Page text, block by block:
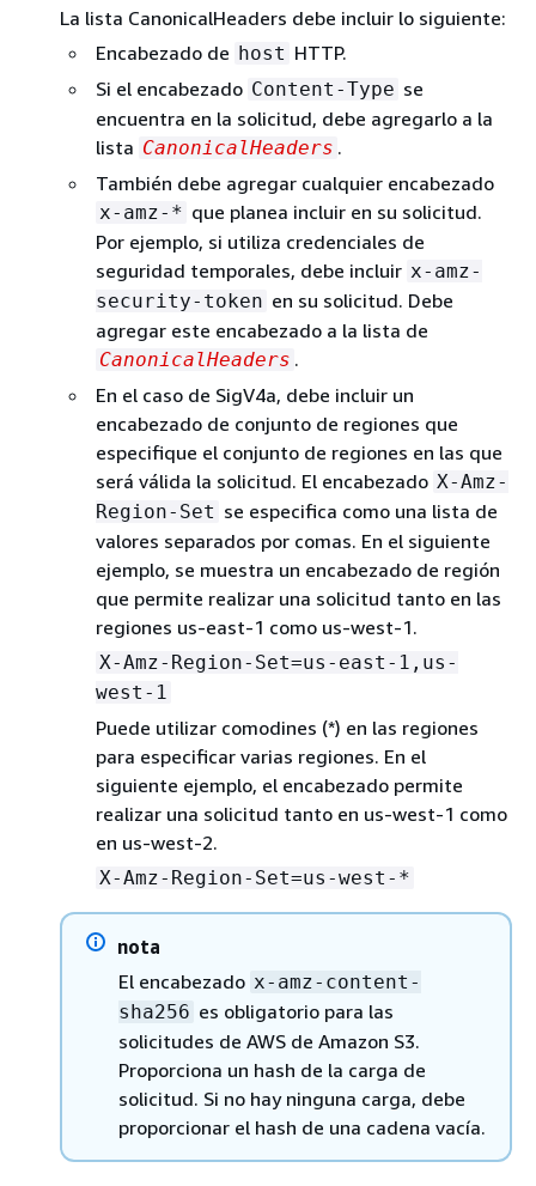
La lista CanonicalHeaders debe incluir lo siguiente:
Encabezado de host HTTP.
Si el encabezado Content-Type se
encuentra en la solicitud, debe agregarlo a la
lista CanonicalHeaders .
También debe agregar cualquier encabezado
x-amz-* que planea incluir en su solicitud.
Por ejemplo, si utiliza credenciales de
seguridad temporales, debe incluir x-amz-
security-token en su solicitud. Debe
agregar este encabezado a la lista de
CanonicalHeaders .
En el caso de SigV4a, debe incluir un
encabezado de conjunto de regiones que
especifique el conjunto de regiones en las que
será válida la solicitud. El encabezado X-Amz-
Region-Set se especifica como una lista de
valores separados por comas. En el siguiente
ejemplo, se muestra un encabezado de región
que permite realizar una solicitud tanto en las
regiones us-east-1 como us-west-1.
X-Amz-Region-Set=us-east-1,us-
west-1
Puede utilizar comodines (*) en las regiones
para especificar varias regiones. En el
siguiente ejemplo, el encabezado permite
realizar una solicitud tanto en us-west-1 como
en us-west-2.
X-Amz-Region-Set=us-west-*
nota
El encabezado x-amz-content-
sha256 es obligatorio para las
solicitudes de AWS de Amazon S3.
Proporciona un hash de la carga de
solicitud. Si no hay ninguna carga, debe
proporcionar el hash de una cadena vacía.